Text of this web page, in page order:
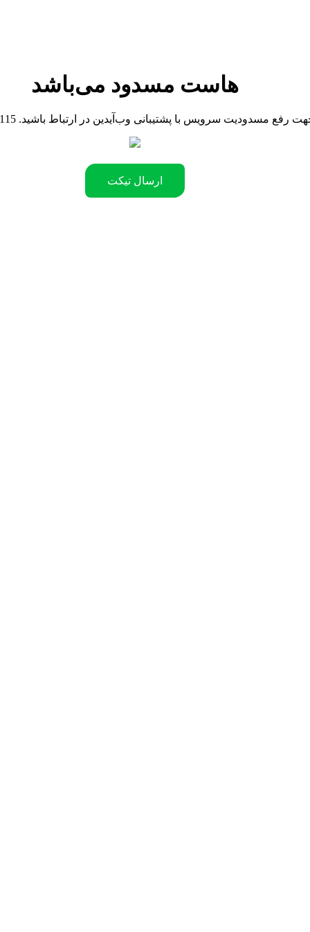
هاست مسدود می‌باشد
.جهت رفع مسدودیت سرویس با پشتیبانی وب‌آیدین در ارتباط باشید
ارسال تیکت